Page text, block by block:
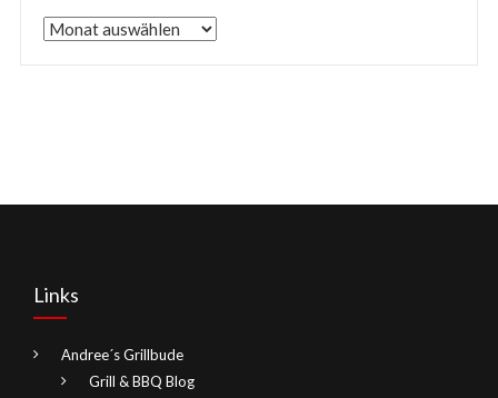
Archive
Links
Andree´s Grillbude
Grill & BBQ Blog